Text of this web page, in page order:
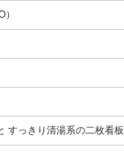
すっきり清湯系の二枚看板